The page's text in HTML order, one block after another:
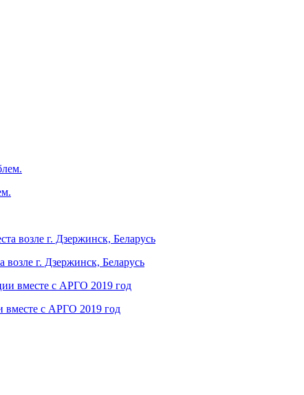
г. Дзержинск, Беларусь
вместе с АРГО 2019 год